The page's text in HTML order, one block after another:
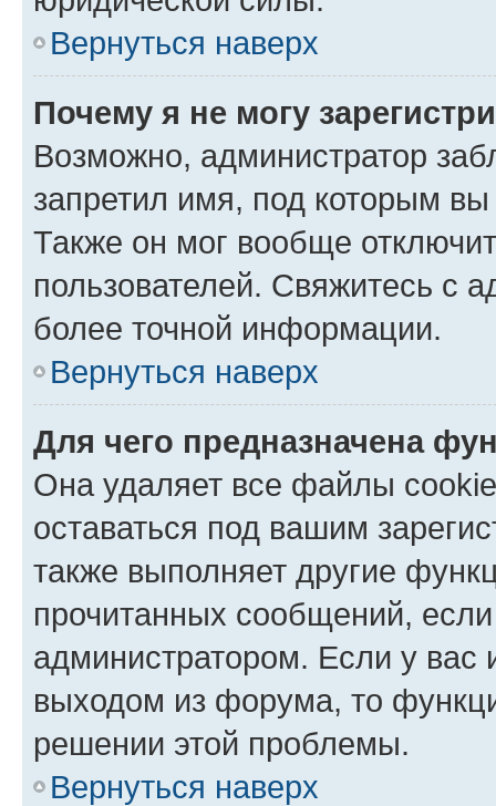
Вернуться наверх
Почему я не могу
Возможно, администратор
запретил имя, под которым вы
Также он мог вообще
пользователей. Свяжитесь с
более точной информации.
Вернуться наверх
Для чего предназначена
Она удаляет все файлы
оставаться под вашим
также выполняет другие
прочитанных сообщений,
администратором. Если у
выходом из форума, то
решении этой проблемы.
Вернуться наверх